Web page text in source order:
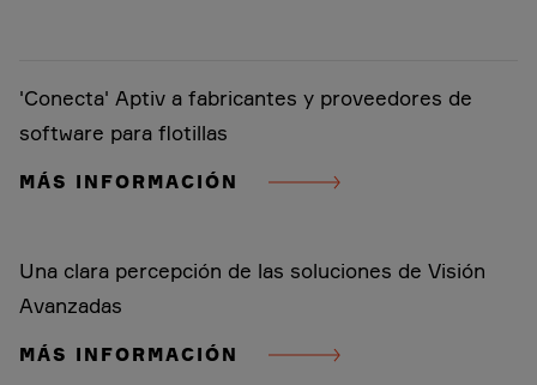
'Conecta' Aptiv a fabricantes y proveedores de
software para flotillas
MÁS INFORMACIÓN
Una clara percepción de las soluciones de Visión
Avanzadas
MÁS INFORMACIÓN